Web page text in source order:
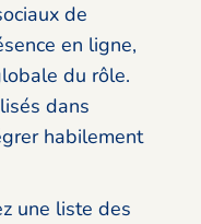
de
en ligne,
du rôle.
dans
habilement
une liste des